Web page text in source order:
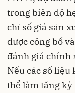
trong biên độ
chỉ số giá sản
được công bố
đánh giá chính
Nếu các số
thể làm tăng kỳ